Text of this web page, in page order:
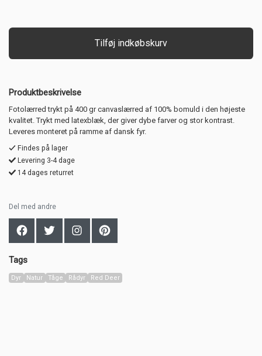
Tilføj indkøbskurv
Produktbeskrivelse
Fotolærred trykt på 400 gr canvaslærred af 100% bomuld i den højeste
kvalitet. Trykt med latexblæk, der giver dybe farver og stor kontrast.
Leveres monteret på ramme af dansk fyr.
Findes på lager
Levering 3-4 dage
14 dages returret
Del med andre
Tags
Dyr Natur Tåge Rådyr Red Deer